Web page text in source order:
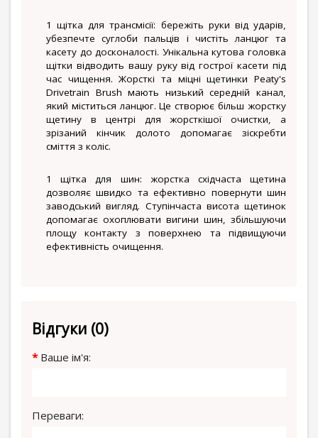
1 щітка для трансмісії: бережіть руки від ударів,
убезпечте суглоби пальців і чистіть ланцюг та
касету до досконалості. Унікальна кутова головка
щітки відводить вашу руку від гострої касети під
час чищення. Жорсткі та міцні щетинки Peaty's
Drivetrain Brush мають низький середній канал,
який міститься ланцюг. Це створює більш жорстку
щетину в центрі для жорсткішої очистки, а
зрізаний кінчик долото допомагає зіскребти
сміття з коліс.
1 щітка для шин: жорстка східчаста щетина
дозволяє швидко та ефективно повернути шин
заводський вигляд. Ступінчаста висота щетинок
допомагає охоплювати вигини шин, збільшуючи
площу контакту з поверхнею та підвищуючи
ефективність очищення.
Відгуки (0)
Ваше ім'я:
Переваги: